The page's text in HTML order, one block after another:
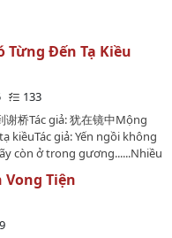
Từng Đến Tạ Kiều
133
谢桥Tác giả: 犹在镜中Mộng
kiềuTác giả: Yến ngồi không
còn ở trong gương......Nhiều
ảnh hỗn hợp bìa mặt vô ý
mô mặt tuyệt mỹ ), chỉ là
video hình ảnh xâm xóa, văn
bà tác giả tà đạo ghê 🤣🤣
Vong Tiện